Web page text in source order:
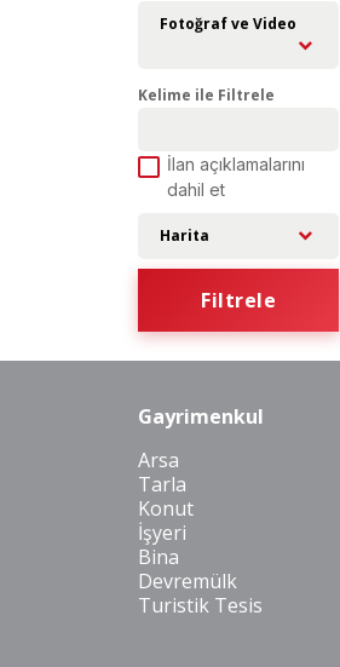
Fotoğraf ve Video
Kelime ile Filtrele
İlan açıklamalarını
dahil et
Harita
Filtrele
Gayrimenkul
Arsa
Tarla
Konut
İşyeri
Bina
Devremülk
Turistik Tesis